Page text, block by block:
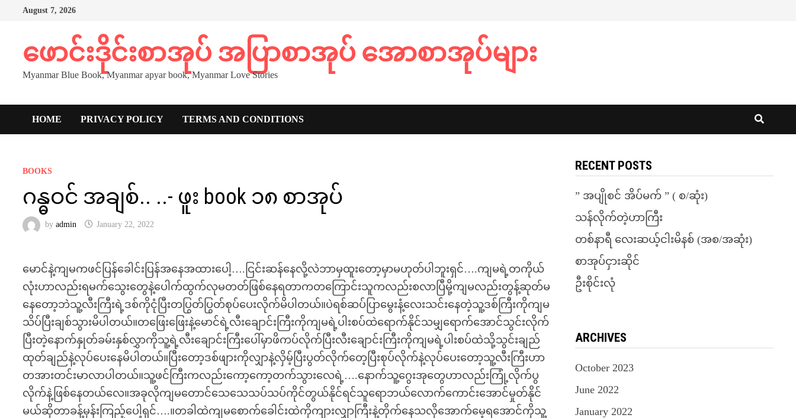
August 7, 2026
ဖောင်းဒိုင်းစာအုပ် အပြာစာအုပ် အောစာအုပ်များ
Myanmar Blue Book, Myanmar apyar book, Myanmar Love Stories
HOME PRIVACY POLICY TERMS AND CONDITIONS
BOOKS
ဂန္ဓဝင် အချစ်.. ..- ဖူး book ၁၈ စာအုပ်
byadmin January 22, 2022
မောင်နဲ့ကျမကဖင်ပြန်ခေါင်းပြန်အနေအထားပေါ့….ငြင်းဆန်နေလို့လဲဘာမှထူးတော့မှာမဟုတ်ပါဘူးရှင်….ကျမရဲ့တကိုယ်
လုံးဟာလည်းရမက်သွေးတွေနဲ့ပေါက်ထွက်လုမတတ်ဖြစ်နေရတာကတကြောင်းသူကလည်းစလာပြီမို့ကျမလည်းတွန့်ဆုတ်မ
နေတော့ဘဲသူ့လီးကြီးရဲ့ဒစ်ကိုငုံပြီးတပြွတ်ပြွတ်စုပ်ပေးလိုက်မိပါတယ်။ပဲရစ်ဆပ်ပြာမွေးနံ့လေးသင်းနေတဲ့သူ့ဒစ်ကြီးကိုကျမ
သိပ်ပြီးချစ်သွားမိပါတယ်။တဖြေးဖြေးနဲ့မောင်ရဲ့လီးချောင်းကြီးကိုကျမရဲ့ပါးစပ်ထဲရောက်နိုင်သမျှရောက်အောင်သွင်းလိုက်
ပြီးတဲ့နောက်နှုတ်ခမ်းနှစ်လွှာကိုသူ့ရဲ့လီးချောင်းကြီးပေါ်မှာဖိကပ်လိုက်ပြီးလီးချောင်းကြီးကိုကျမရဲ့ပါးစပ်ထဲသို့သွင်းချည်
ထုတ်ချည်နဲ့လုပ်ပေးနေမိပါတယ်။ပြီးတော့ဒစ်ဖျားကိုလျှာနဲ့လှိမ့်ပြီးပွတ်လိုက်တေ့ပြီးစုပ်လိုက်နဲ့လုပ်ပေးတော့သူ့လီးကြီးဟာ
တအားတင်းမာလာပါတယ်။သူ့ဖင်ကြီးကလည်းကော့ကော့တက်သွားလေရဲ့….နောက်သူ့ဂွေးအုတွေဟာလည်းကြုံ့လိုက်ပွ
လိုက်နဲ့ဖြစ်နေတယ်လေ။အခုလိုကျမတောင်သေသေသပ်သပ်ကိုင်တွယ်နိုင်ရင်သူရောဘယ်လောက်ကောင်းအောင်မှုတ်နိုင်
မယ်ဆိုတာခန့်မှန်းကြည့်ပေါ့ရှင်….။တခါထဲကျမစောက်ခေါင်းထဲကိုကျားလျှာကြီးနဲ့တိုက်နေသလိုအောက်မေ့ရအောင်ကိုသူ့
RECENT POSTS
” အပျိုစင် အိပ်မက် ” ( စ/ဆုံး)
သန်လိုက်တဲ့ဟာကြီး
တစ်နာရီ လေးဆယ့်ငါးမိနစ် (အစ/အဆုံး)
စာအုပ်ငှားဆိုင်
ဦးစိုင်းလုံ
ARCHIVES
October 2023
June 2022
January 2022